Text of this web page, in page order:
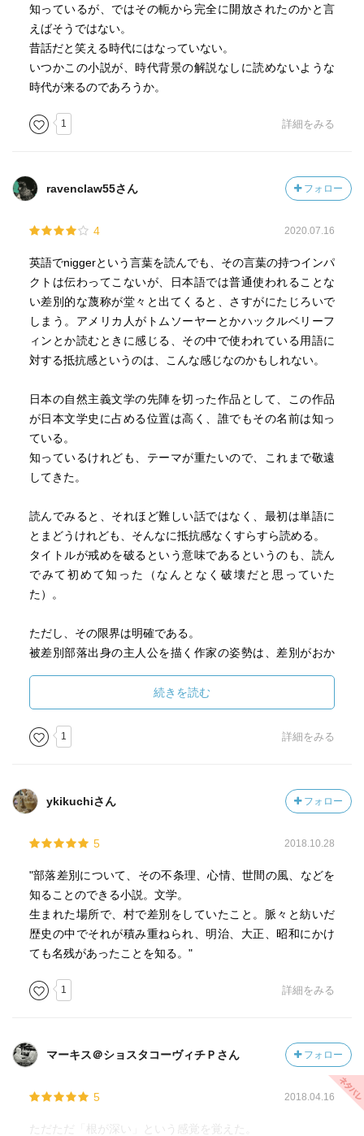
知っているが、ではその軛から完全に開放されたのかと言
えばそうではない。
昔話だと笑える時代にはなっていない。
いつかこの小説が、時代背景の解説なしに読めないような
時代が来るのであろうか。
1 詳細をみる
ravenclaw55さん フォロー
4 2020.07.16
英語でniggerという言葉を読んでも、その言葉の持つインパ
クトは伝わってこないが、日本語では普通使われることな
い差別的な蔑称が堂々と出てくると、さすがにたじろいで
しまう。アメリカ人がトムソーヤーとかハックルベリーフ
ィンとか読むときに感じる、その中で使われている用語に
対する抵抗感というのは、こんな感じなのかもしれない。
日本の自然主義文学の先陣を切った作品として、この作品
が日本文学史に占める位置は高く、誰でもその名前は知っ
ている。
知っているけれども、テーマが重たいので、これまで敬遠
してきた。
読んでみると、それほど難しい話ではなく、最初は単語に
とまどうけれども、そんなに抵抗感なくすらすら読める。
タイトルが戒めを破るという意味であるというのも、読ん
でみて初めて知った（なんとなく破壊だと思っていた
た）。
ただし、その限界は明確である。
被差別部落出身の主人公を描く作家の姿勢は、差別がおか
だと半分以上肯定しているようにしかとれない。だからこ
そ最後の教室のシーンで、丑松が生徒に跪いて詫びるのだ
が、いくらなんでもあんまりだ。水平社宣言が出るのが
1922年、それからわずか15年しか経ておらず、時代的な思
島崎藤村は才能あふれる文学者であることは間違いない
してしまうというのは、どこか欠落を感じさせる。われわ
れは作家に道徳家を求めているわけではなく、トルストイ
やドストエフスキーといった人々も別に人格者でもなんで
もなく、個人生活ではかなり悪辣なところもあったはずだ
が、こと作品世界においては、人間の尊厳に対する感覚は
信頼できる。そこのところが少し、いやずいぶん違うと思
続きを読む
1 詳細をみる
ykikuchiさん フォロー
5 2018.10.28
"部落差別について、その不条理、心情、世間の風、などを
知ることのできる小説。文学。
生まれた場所で、村で差別をしていたこと。脈々と紡いだ
歴史の中でそれが積み重ねられ、明治、大正、昭和にかけ
ても名残があったことを知る。"
1 詳細をみる
マーキス＠ショスタコーヴィチＰさん フォロー
5 2018.04.16
ただただ「根が深い」という感覚を覚えた。